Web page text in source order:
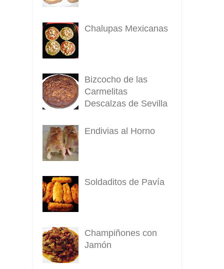
Chalupas Mexicanas
Bizcocho de las
Carmelitas
Descalzas de Sevilla
Endivias al Horno
Soldaditos de Pavía
Champiñones con
Jamón